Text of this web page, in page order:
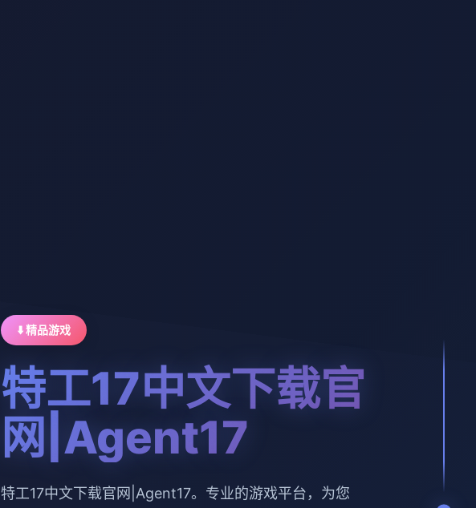
⬇️ 精品游戏
特工17中文下载官
网|Agent17
特工17中文下载官网|Agent17。专业的游戏平台，为您